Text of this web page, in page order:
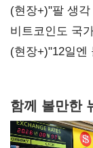
(현장+)"팔 생
20억 키맞추기
비트코인도 국
숙제
(현장+)"12일
함께 볼만한